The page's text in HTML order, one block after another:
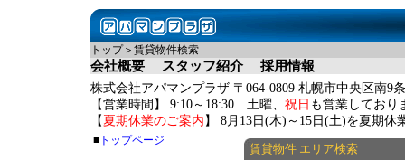
トップ＞賃貸物件検索
会社概要 スタッフ紹介 採用情報
株式会社アパマンプラザ 〒064-0809 札幌市中央区南9
【営業時間】 9:10～18:30 土曜、 祝日 も営業しており
【 夏期休業のご案内 】 8月13日(木)～15日(土)を夏期休
賃貸物件 エリア検索
■ トップページ